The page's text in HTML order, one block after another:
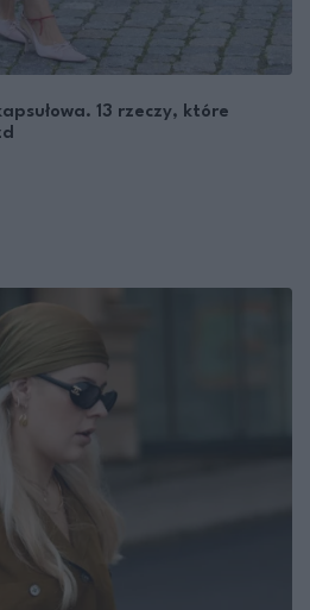
13 rzeczy, które